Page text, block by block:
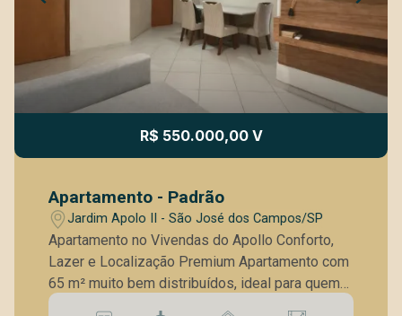
R$ 550.000,00 V
Apartamento - Padrão
Jardim Apolo II - São José dos Campos/SP
Apartamento no Vivendas do Apollo Conforto,
Lazer e Localização Premium Apartamento com
65 m² muito bem distribuídos, ideal para quem
busca praticidade, conforto e qualidade de vida.